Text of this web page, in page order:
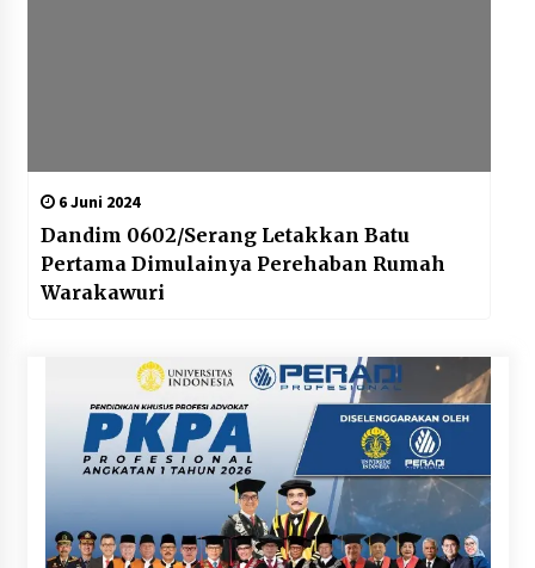
6 Juni 2024
Dandim 0602/Serang Letakkan Batu
Pertama Dimulainya Perehaban Rumah
Warakawuri